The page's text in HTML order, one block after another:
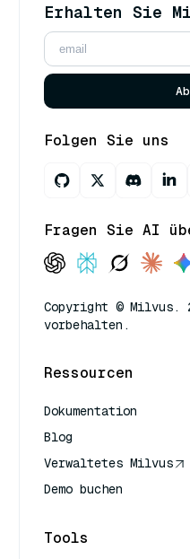
Erhalten Sie
Folgen Sie uns
Fragen Sie AI
Copyright © Milvus.
vorbehalten.
Ressourcen
Dokumentation
Blog
Verwaltetes Milvus
Demo buchen
Tools